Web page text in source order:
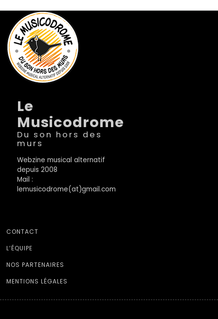
Le
Musicodrome
Du son hors des
murs
Webzine musical alternatif
depuis 2008
Mail :
lemusicodrome(at)gmail.com
CONTACT
L’ÉQUIPE
NOS PARTENAIRES
MENTIONS LÉGALES